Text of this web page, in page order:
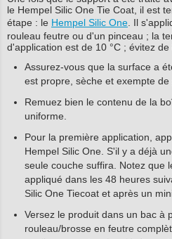
le Hempel Silic One Tie Coat, il est
étape : le Hempel Silic One . Il
rouleau feutre ou d'un pinceau ; la
d'application est de 10 °C ; évitez
Assurez-vous que la surface a
est propre, sèche et exempte
Remuez bien le contenu de la
uniforme.
Pour la première application,
Hempel Silic One. S'il y a déjà
seule couche suffira. Notez que
appliqué dans les 48 heures
Silic One Tiecoat et après un
Versez le produit dans un bac à
rouleau/brosse en feutre